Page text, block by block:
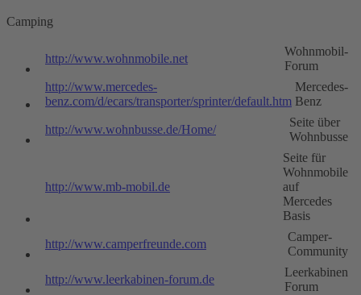
Camping
http://www.wohnmobile.net
Wohnmobil-
Forum
http://www.mercedes-
benz.com/d/ecars/transporter/sprinter/default.htm
Mercedes-
Benz
http://www.wohnbusse.de/Home/
Seite über
Wohnbusse
http://www.mb-mobil.de
Seite für
Wohnmobile
auf
Mercedes
Basis
http://www.camperfreunde.com
Camper-
Community
http://www.leerkabinen-forum.de
Leerkabinen
Forum